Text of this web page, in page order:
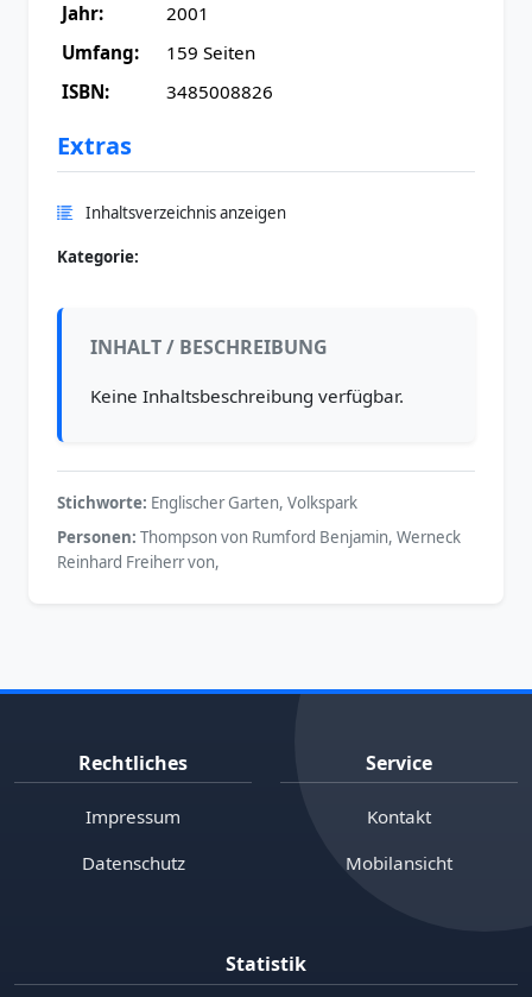
Jahr:
2001
Umfang:
159 Seiten
ISBN:
3485008826
Extras
Inhaltsverzeichnis anzeigen
Kategorie:
INHALT / BESCHREIBUNG
Keine Inhaltsbeschreibung verfügbar.
Stichworte: Englischer Garten, Volkspark
Personen: Thompson von Rumford Benjamin, Werneck
Reinhard Freiherr von,
Rechtliches
Impressum
Datenschutz
Service
Kontakt
Mobilansicht
Statistik